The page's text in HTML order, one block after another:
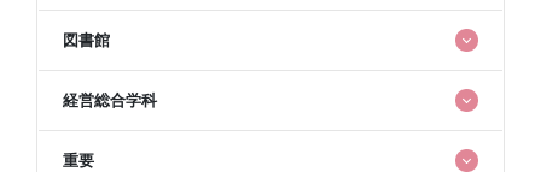
図書館
経営総合学科
重要